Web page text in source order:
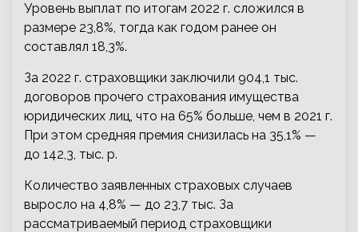
Уровень выплат по итогам 2022 г. сложился в
размере 23,8%, тогда как годом ранее он
составлял 18,3%.
За 2022 г. страховщики заключили 904,1 тыс.
договоров прочего страхования имущества
юридических лиц, что на 65% больше, чем в 2021 г.
При этом средняя премия снизилась на 35,1% —
до 142,3, тыс. р.
Количество заявленных страховых случаев
выросло на 4,8% — до 23,7 тыс. За
рассматриваемый период страховщики